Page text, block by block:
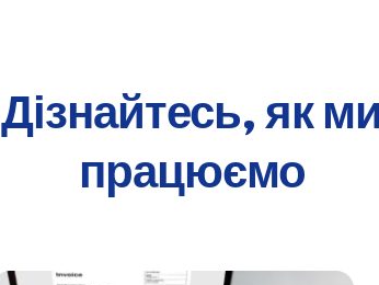
Дізнайтесь, як ми
працюємо